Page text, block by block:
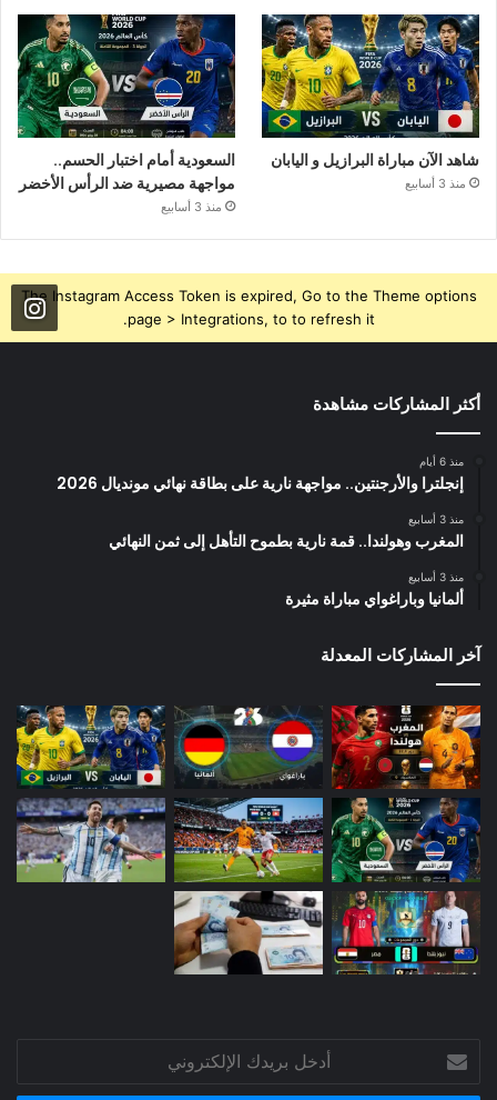
شاهد الآن مباراة البرازيل و اليابان
منذ 3 أسابيع
السعودية أمام اختبار الحسم..
مواجهة مصيرية ضد الرأس الأخضر
منذ 3 أسابيع
The Instagram Access Token is expired, Go to the Theme options
page > Integrations, to to refresh it.
أكثر المشاركات مشاهدة
منذ 6 أيام
إنجلترا والأرجنتين.. مواجهة نارية على بطاقة نهائي مونديال 2026
منذ 3 أسابيع
المغرب وهولندا.. قمة نارية بطموح التأهل إلى ثمن النهائي
منذ 3 أسابيع
ألمانيا وباراغواي مباراة مثيرة
آخر المشاركات المعدلة
بريدك
الإلكتروني